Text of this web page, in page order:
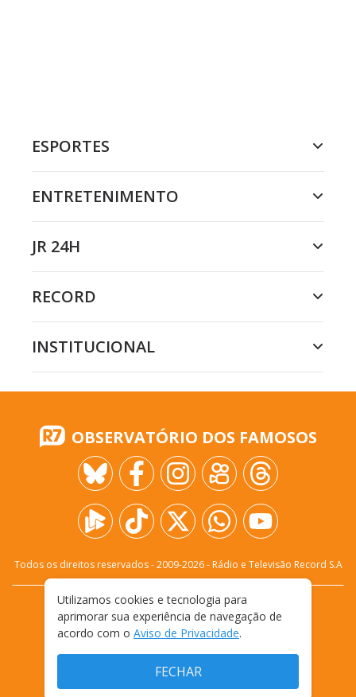
ESPORTES
ENTRETENIMENTO
JR 24H
RECORD
INSTITUCIONAL
OBSERVATÓRIO DOS FAMOSOS
Todos os direitos reservados - 2009-2026- Rádio e Televisão Record S.A
FALE CONOSCO
PRIVACIDADE
TERMOS E CONDIÇÕES DE USO
Utilizamos cookies e tecnologia para
aprimorar sua experiência de navegação de
acordo com o Aviso de Privacidade.
FECHAR